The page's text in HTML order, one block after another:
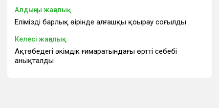
Алдыңғы жаңалық
Еліміздің барлық өңірінде алғашқы қоңырау соғылды
Келесі жаңалық
Ақтөбедегі әкімдік ғимаратындағы өрттің себебі
анықталды